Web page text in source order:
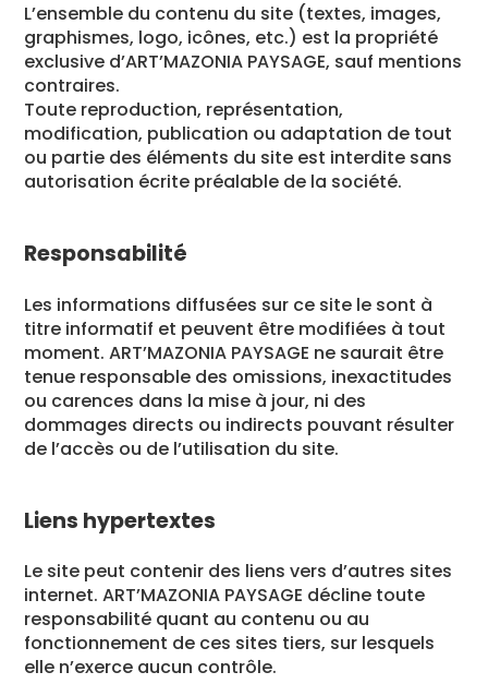
L’ensemble du contenu du site (textes, images,
graphismes, logo, icônes, etc.) est la propriété
exclusive d’ART’MAZONIA PAYSAGE, sauf mentions
contraires.
Toute reproduction, représentation,
modification, publication ou adaptation de tout
ou partie des éléments du site est interdite sans
autorisation écrite préalable de la société.
Responsabilité
Les informations diffusées sur ce site le sont à
titre informatif et peuvent être modifiées à tout
moment. ART’MAZONIA PAYSAGE ne saurait être
tenue responsable des omissions, inexactitudes
ou carences dans la mise à jour, ni des
dommages directs ou indirects pouvant résulter
de l’accès ou de l’utilisation du site.
Liens hypertextes
Le site peut contenir des liens vers d’autres sites
internet. ART’MAZONIA PAYSAGE décline toute
responsabilité quant au contenu ou au
fonctionnement de ces sites tiers, sur lesquels
elle n’exerce aucun contrôle.